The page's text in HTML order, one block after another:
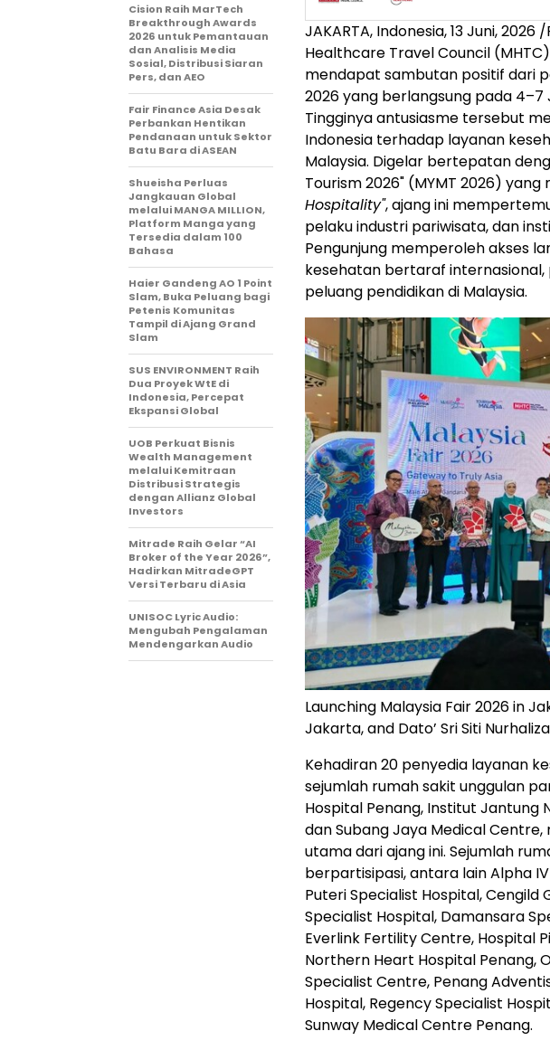
JAKARTA, Indonesia,13 Juni, 2026 /
Healthcare Travel Council
mendapat sambutan positif dari
2026 yang berlangsung pada 4–7
Tingginya antusiasme tersebut
Indonesia terhadap layanan
Malaysia. Digelar bertepatan
Tourism 2026" (MYMT 2026)
Hospitality", ajang ini
pelaku industri pariwisata, dan
Pengunjung memperoleh akses
kesehatan bertaraf internasional,
peluang pendidikan di Malaysia.
Launching Malaysia Fair 2026 in
Jakarta, and Dato’ Sri Siti
Kehadiran 20 penyedia layanan
sejumlah rumah sakit unggulan
Hospital Penang, Institut Jantung
dan Subang Jaya Medical
utama dari ajang ini. Sejumlah
berpartisipasi, antara lain Alpha
Puteri Specialist Hospital, Cengild
Specialist Hospital, Damansara
Everlink Fertility Centre, Hospital
Northern Heart Hospital Penang,
Specialist Centre, Penang
Hospital, Regency Specialist
Sunway Medical Centre Penang.
Cision Raih MarTech
Breakthrough Awards
2026 untuk Pemantauan
dan Analisis Media
Sosial, Distribusi Siaran
Pers, dan AEO
Fair Finance Asia Desak
Perbankan Hentikan
Pendanaan untuk Sektor
Batu Bara di ASEAN
Shueisha Perluas
Jangkauan Global
melalui MANGA MILLION,
Platform Manga yang
Tersedia dalam 100
Bahasa
Haier Gandeng AO 1 Point
Slam, Buka Peluang bagi
Petenis Komunitas
Tampil di Ajang Grand
Slam
SUS ENVIRONMENT Raih
Dua Proyek WtE di
Indonesia, Percepat
Ekspansi Global
UOB Perkuat Bisnis
Wealth Management
melalui Kemitraan
Distribusi Strategis
dengan Allianz Global
Investors
Mitrade Raih Gelar “AI
Broker of the Year 2026”,
Hadirkan MitradeGPT
Versi Terbaru di Asia
UNISOC Lyric Audio:
Mengubah Pengalaman
Mendengarkan Audio